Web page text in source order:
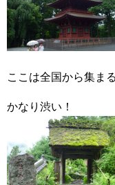
ここは全国から集ま
かなり渋い！